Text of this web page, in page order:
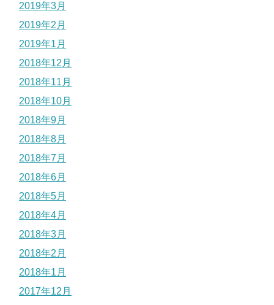
2019年3月
2019年2月
2019年1月
2018年12月
2018年11月
2018年10月
2018年9月
2018年8月
2018年7月
2018年6月
2018年5月
2018年4月
2018年3月
2018年2月
2018年1月
2017年12月